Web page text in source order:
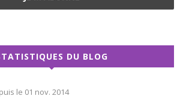
DU BLOG
le 01 nov. 2014